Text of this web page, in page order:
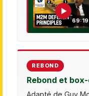
▶
69:19
REBOND
Rebond et
Adapté de Guy